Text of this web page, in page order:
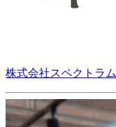
株式会社スペクトラム